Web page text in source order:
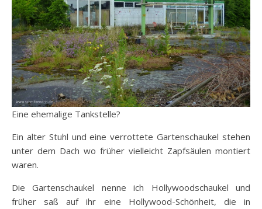
Eine ehemalige Tankstelle?
Ein alter Stuhl und eine verrottete Gartenschaukel stehen
unter dem Dach wo früher vielleicht Zapfsäulen montiert
waren.
Die Gartenschaukel nenne ich Hollywoodschaukel und
früher saß auf ihr eine Hollywood-Schönheit, die in